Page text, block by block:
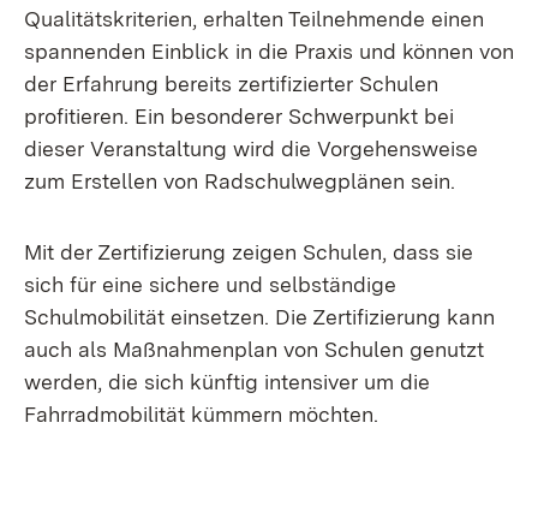
Qualitätskriterien, erhalten Teilnehmende einen
spannenden Einblick in die Praxis und können von
der Erfahrung bereits zertifizierter Schulen
profitieren. Ein besonderer Schwerpunkt bei
dieser Veranstaltung wird die Vorgehensweise
zum Erstellen von Radschulwegplänen sein.
Mit der Zertifizierung zeigen Schulen, dass sie
sich für eine sichere und selbständige
Schulmobilität einsetzen. Die Zertifizierung kann
auch als Maßnahmenplan von Schulen genutzt
werden, die sich künftig intensiver um die
Fahrradmobilität kümmern möchten.